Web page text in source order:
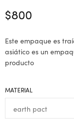
$800
Este empaque es
asiático es un
producto
MATERIAL